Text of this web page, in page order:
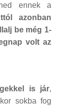
ennek a
azonban
be még 1-
volt az
is jár,
sokba fog